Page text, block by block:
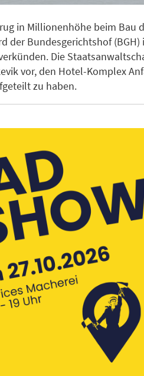
in Millionenhöhe beim Bau
der Bundesgerichtshof (BGH)
Die
vor, den Hotel-Komplex
zu haben.